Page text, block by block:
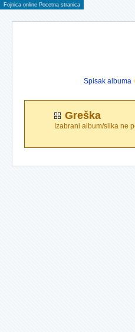
Fojnica online Pocetna stranica
Spisak albuma
Greška
Izabrani album/slika ne